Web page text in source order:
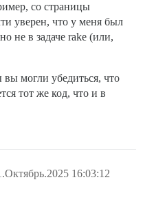
со страницы
уверен, что у меня был
не в задаче rake (или,
могли убедиться, что
тот же код, что и в
16:03:12